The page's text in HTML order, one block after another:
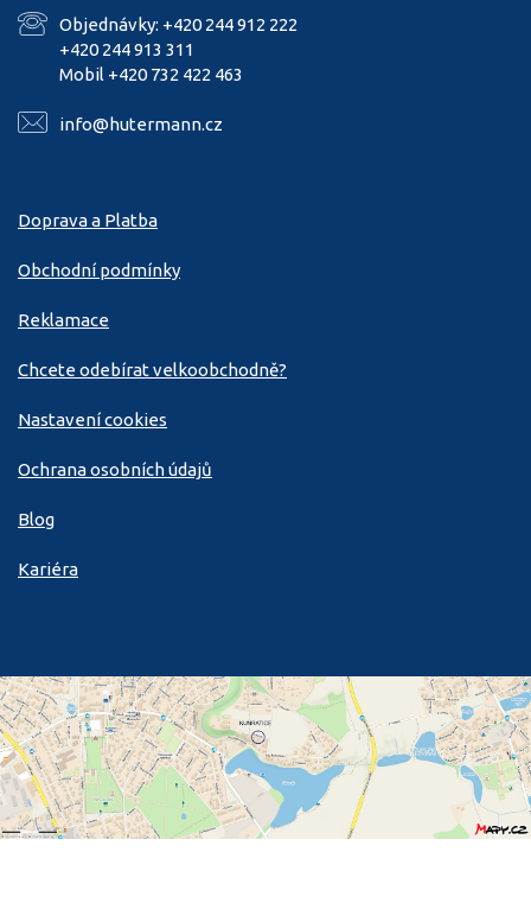
Objednávky: +420 244 912 222
+420 244 913 311
Mobil +420 732 422 463
info@hutermann.cz
Doprava a Platba
Obchodní podmínky
Reklamace
Chcete odebírat velkoobchodně?
Nastavení cookies
Ochrana osobních údajů
Blog
Kariéra